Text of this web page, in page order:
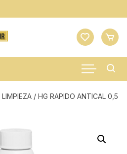
LIMPIEZA / HG RAPIDO ANTICAL 0,5